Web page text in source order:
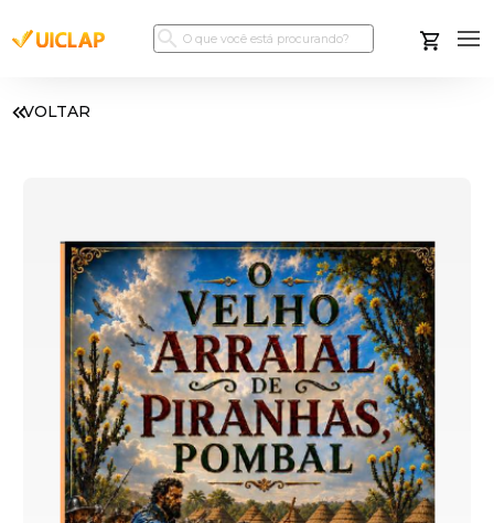
VOLTAR